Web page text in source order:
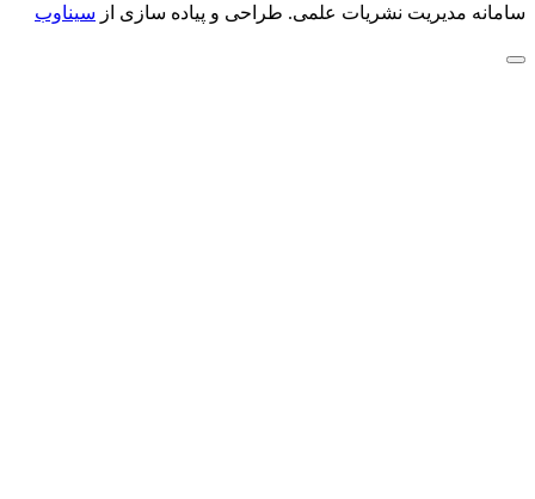
سامانه مدیریت نشریات علمی. طراحی و پیاده سازی از سیناوب